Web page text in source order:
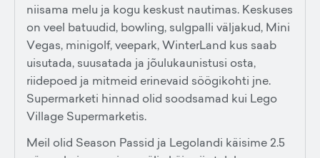
niisama melu ja kogu keskust nautimas. Keskuses
on veel batuudid, bowling, sulgpalli väljakud, Mini
Vegas, minigolf, veepark, WinterLand kus saab
uisutada, suusatada ja jõulukaunistusi osta,
riidepoed ja mitmeid erinevaid söögikohti jne.
Supermarketi hinnad olid soodsamad kui Lego
Village Supermarketis.
Meil olid Season Passid ja Legolandi käisime 2.5